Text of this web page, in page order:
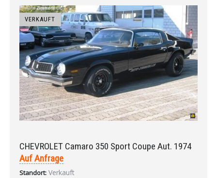
VERKAUFT
CHEVROLET Camaro 350 Sport Coupe Aut. 1974
Auf Anfrage
Standort: Verkauft